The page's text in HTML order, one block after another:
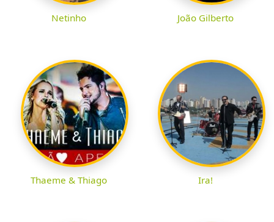
Netinho João Gilberto
Thaeme & Thiago Ira!